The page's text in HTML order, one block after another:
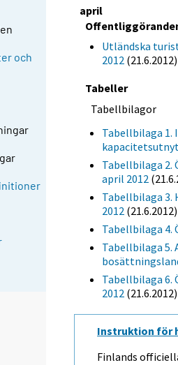
och
april
Utländska
2012 (21.6.2012)
Tabeller
Tabellbilagor
Tabellbilaga 1.
Tabellbilaga
april 2012
Tabellbilaga
2012 (21.6.2012)
Tabellbilaga 4.
Tabellbilaga 5.
Tabellbilaga
2012 (21.6.2012)
Instruktion för
Finlands